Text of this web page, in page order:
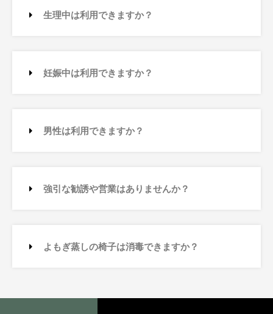
生理中は利用できますか？
妊娠中は利用できますか？
男性は利用できますか？
強引な勧誘や営業はありませんか？
よもぎ蒸しの椅子は消毒できますか？